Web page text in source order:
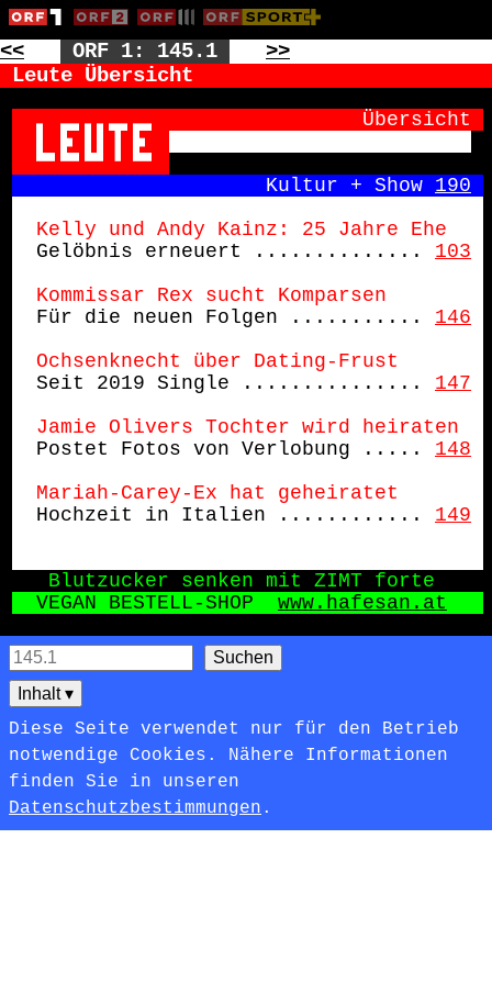
<< ORF 1: 145.1
>>
Leute Übersicht
               Übersicht
                   Kultur + Show
190
Kelly und Andy Kainz: 25 Jahre Ehe
Gelöbnis erneuert ..............
103
Kommissar Rex sucht Komparsen
Für die neuen Folgen ...........
146
Ochsenknecht über Dating-Frust
Seit 2019 Single ...............
147
Jamie Olivers Tochter wird heiraten
Postet Fotos von Verlobung .....
148
Mariah-Carey-Ex hat geheiratet
Hochzeit in Italien ............
149
   Blutzucker senken mit ZIMT forte
VEGAN BESTELL-SHOP www.hafesan.at
Inhalt▾
Diese Seite verwendet nur für den Betrieb
notwendige Cookies. Nähere Informationen
finden Sie in unseren
Datenschutzbestimmungen .